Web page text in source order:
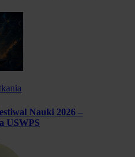
Nauki 2026 –
USWPS